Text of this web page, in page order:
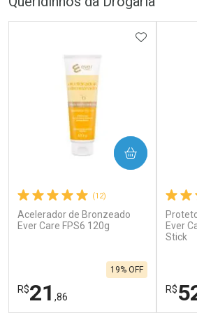
(12)
Acelerador de Bronzeado
Ever Care FPS6 120g
R$21 ,86
19% OFF
COMPRAR
Ever
Stick
R$